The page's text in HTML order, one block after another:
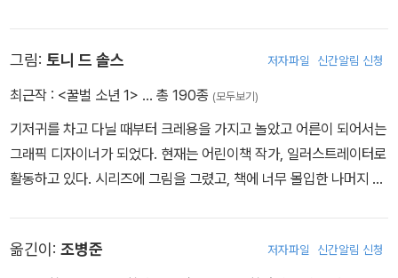
다. 취미는 피자 먹기, 자전거 타기, 아재 개그 만들기 등이다. 아직 세
가지를 동시에 시도해 본 적은 없다. 생생한 과학 지식과 유머가 가득
을 2회나 수상했다.
그림: 토니 드 솔스 저자파일 신간알림 신청
최근작 : <꿀벌 소년 1> … 총 190종 (모두보기)
기저귀를 차고 다닐 때부터 크레용을 가지고 놀았고 어른이 되어서는
그래픽 디자이너가 되었다. 현재는 어린이책 작가, 일러스트레이터로
활동하고 있다. 시리즈에 그림을 그렸고, 책에 너무 몰입한 나머지 낙
쿼시를 하거나 시를 쓴다. 아직 스쿼시에 대한 시는 한 편도 쓰지 않았
옮긴이: 조병준 저자파일 신간알림 신청